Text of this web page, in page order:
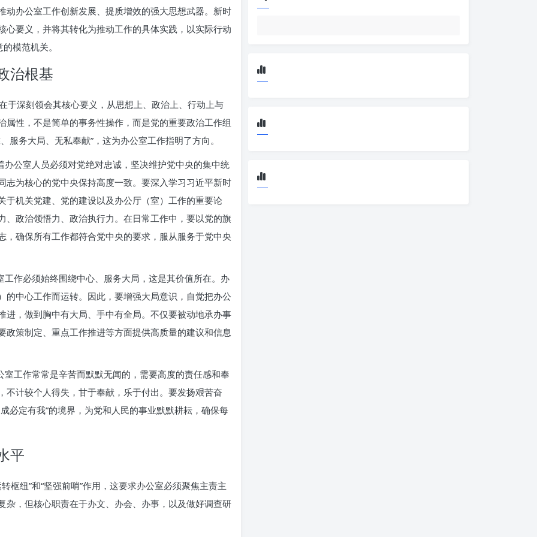
办公室工作创新发展、提质增效的强大思想武器。新时
要义，并将其转化为推动工作的具体实践，以实际行动
模范机关。
治根基
于深刻领会其核心要义，从思想上、政治上、行动上与
性，不是简单的事务性操作，而是党的重要政治工作组
务大局、无私奉献”，这为办公室工作指明了方向。
办公室人员必须对党绝对忠诚，坚决维护党中央的集中统
为核心的党中央保持高度一致。要深入学习习近平新时
机关党建、党的建设以及办公厅（室）工作的重要论
政治领悟力、政治执行力。在日常工作中，要以党的旗
确保所有工作都符合党中央的要求，服从服务于党中央
工作必须始终围绕中心、服务大局，这是其价值所在。办
中心工作而运转。因此，要增强大局意识，自觉把办公
，做到胸中有大局、手中有全局。不仅要被动地承办事
策制定、重点工作推进等方面提供高质量的建议和信息
室工作常常是辛苦而默默无闻的，需要高度的责任感和奉
计较个人得失，甘于奉献，乐于付出。要发扬艰苦奋
必定有我”的境界，为党和人民的事业默默耕耘，确保每
平
枢纽”和“坚强前哨”作用，这要求办公室必须聚焦主责主
，但核心职责在于办文、办会、办事，以及做好调查研